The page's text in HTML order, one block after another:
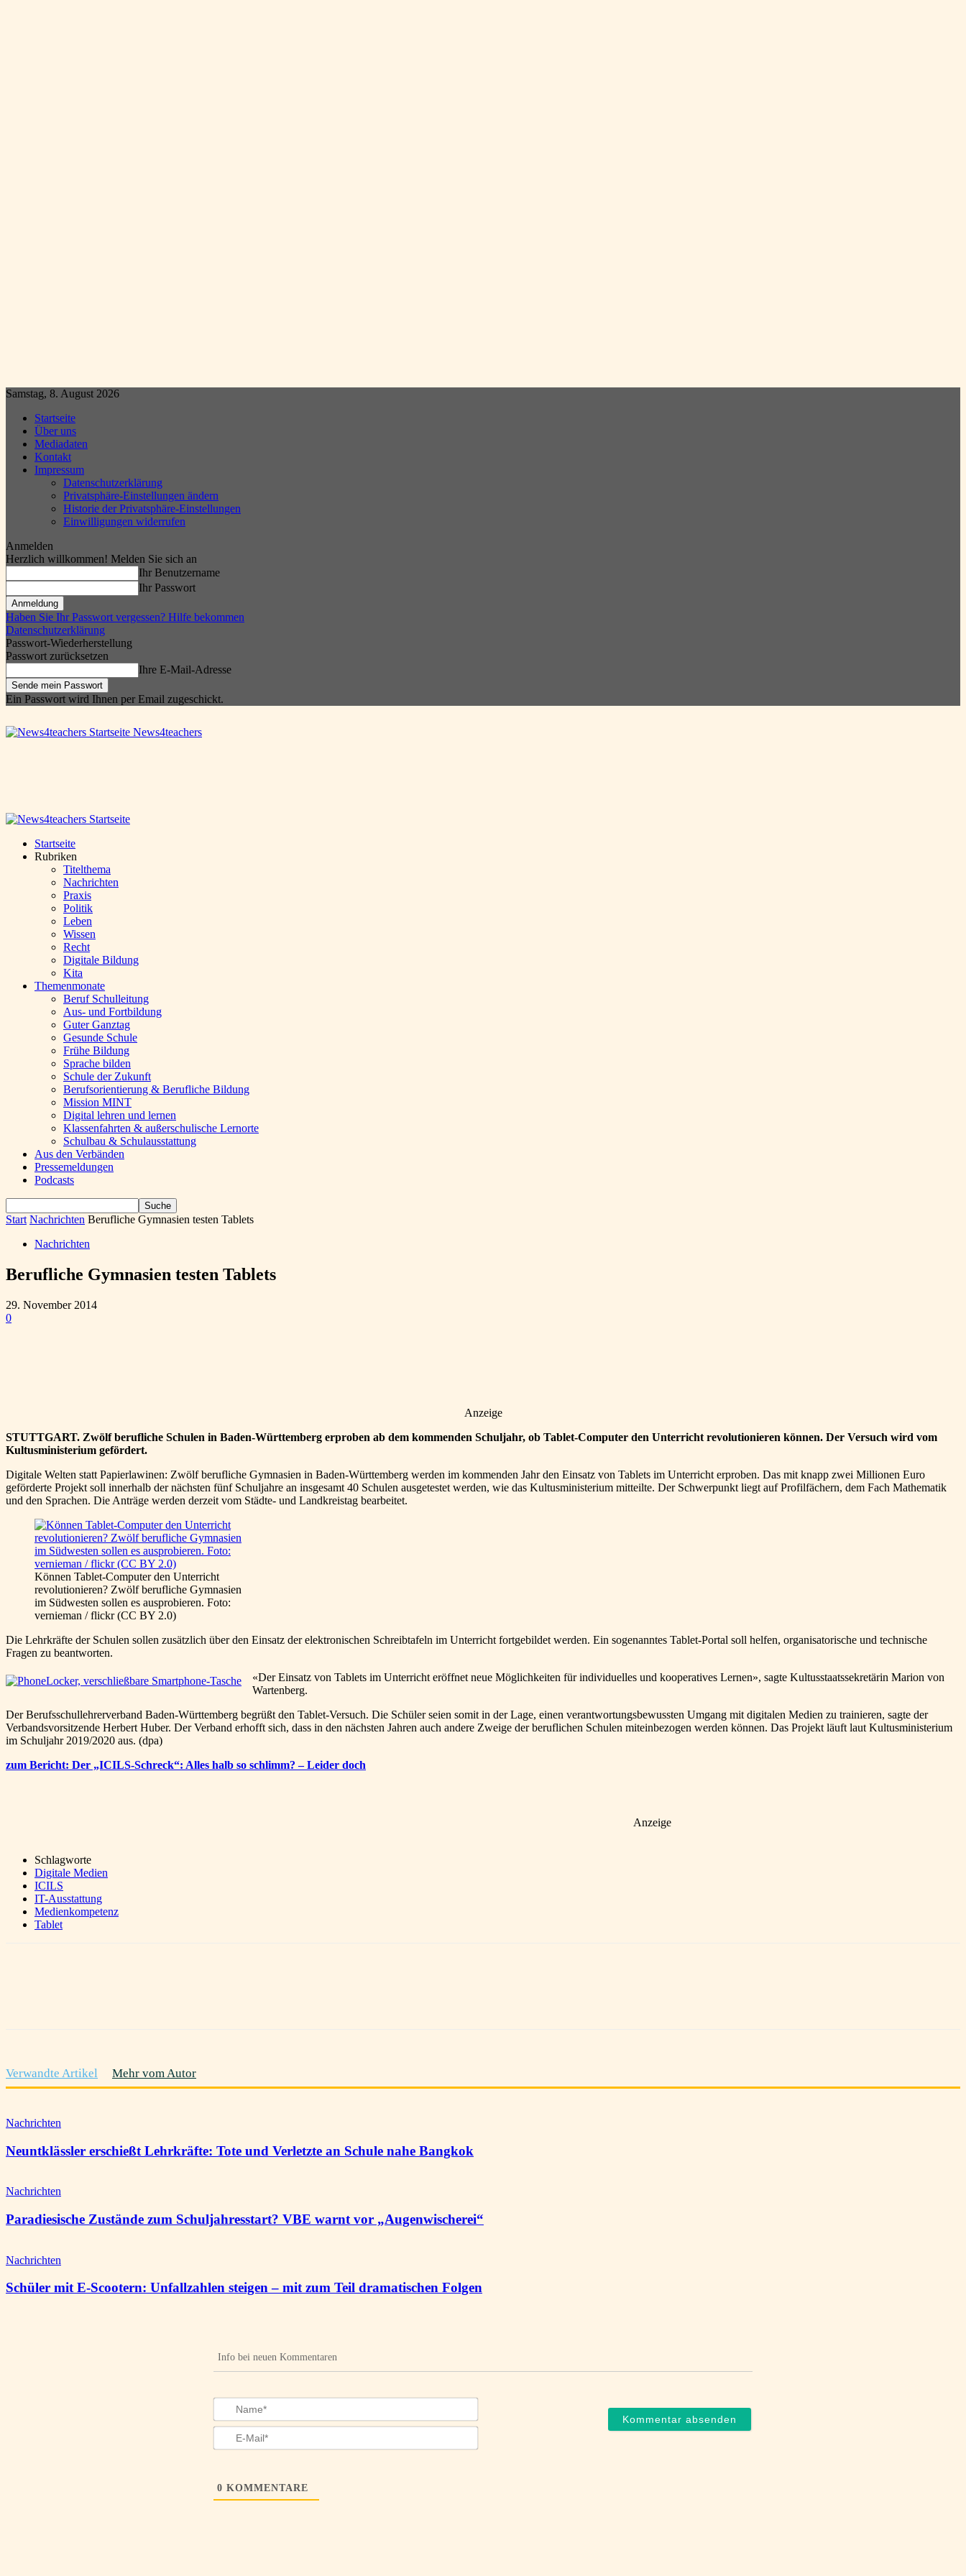
Samstag, 8. August 2026
Startseite
Über uns
Mediadaten
Kontakt
Impressum
Datenschutzerklärung
Privatsphäre-Einstellungen ändern
Historie der Privatsphäre-Einstellungen
Einwilligungen widerrufen
Anmelden
Herzlich willkommen! Melden Sie sich an
Ihr Benutzername
Ihr Passwort
Haben Sie Ihr Passwort vergessen? Hilfe bekommen
Datenschutzerklärung
Passwort-Wiederherstellung
Passwort zurücksetzen
Ihre E-Mail-Adresse
Ein Passwort wird Ihnen per Email zugeschickt.
News4teachers
Startseite
Rubriken
Titelthema
Nachrichten
Praxis
Politik
Leben
Wissen
Recht
Digitale Bildung
Kita
Themenmonate
Beruf Schulleitung
Aus- und Fortbildung
Guter Ganztag
Gesunde Schule
Frühe Bildung
Sprache bilden
Schule der Zukunft
Berufsorientierung & Berufliche Bildung
Mission MINT
Digital lehren und lernen
Klassenfahrten & außerschulische Lernorte
Schulbau & Schulausstattung
Aus den Verbänden
Pressemeldungen
Podcasts
Start Nachrichten Berufliche Gymnasien testen Tablets
Nachrichten
Berufliche Gymnasien testen Tablets
29. November 2014
0
Anzeige
STUTTGART. Zwölf berufliche Schulen in Baden-Württemberg erproben ab dem kommenden Schuljahr, ob Tablet-Computer den Unterricht revolutionieren können. Der Versuch wird vom
Kultusministerium gefördert.
Digitale Welten statt Papierlawinen: Zwölf berufliche Gymnasien in Baden-Württemberg werden im kommenden Jahr den Einsatz von Tablets im Unterricht erproben. Das mit knapp zwei Millionen Euro
geförderte Projekt soll innerhalb der nächsten fünf Schuljahre an insgesamt 40 Schulen ausgetestet werden, wie das Kultusministerium mitteilte. Der Schwerpunkt liegt auf Profilfächern, dem Fach Mathematik
und den Sprachen. Die Anträge werden derzeit vom Städte- und Landkreistag bearbeitet.
Können Tablet-Computer den Unterricht
revolutionieren? Zwölf berufliche Gymnasien
im Südwesten sollen es ausprobieren. Foto:
vernieman / flickr (CC BY 2.0)
Die Lehrkräfte der Schulen sollen zusätzlich über den Einsatz der elektronischen Schreibtafeln im Unterricht fortgebildet werden. Ein sogenanntes Tablet-Portal soll helfen, organisatorische und technische
Fragen zu beantworten.
«Der Einsatz von Tablets im Unterricht eröffnet neue Möglichkeiten für individuelles und kooperatives Lernen», sagte Kultusstaatssekretärin Marion von
Wartenberg.
Der Berufsschullehrerverband Baden-Württemberg begrüßt den Tablet-Versuch. Die Schüler seien somit in der Lage, einen verantwortungsbewussten Umgang mit digitalen Medien zu trainieren, sagte der
Verbandsvorsitzende Herbert Huber. Der Verband erhofft sich, dass in den nächsten Jahren auch andere Zweige der beruflichen Schulen miteinbezogen werden können. Das Projekt läuft laut Kultusministerium
im Schuljahr 2019/2020 aus. (dpa)
zum Bericht: Der „ICILS-Schreck“: Alles halb so schlimm? – Leider doch
Anzeige
Schlagworte
Digitale Medien
ICILS
IT-Ausstattung
Medienkompetenz
Tablet
Verwandte Artikel Mehr vom Autor
Nachrichten
Neuntklässler erschießt Lehrkräfte: Tote und Verletzte an Schule nahe Bangkok
Nachrichten
Paradiesische Zustände zum Schuljahresstart? VBE warnt vor „Augenwischerei“
Nachrichten
Schüler mit E-Scootern: Unfallzahlen steigen – mit zum Teil dramatischen Folgen
Info bei neuen Kommentaren
Name*
E-
0 KOMMENTARE